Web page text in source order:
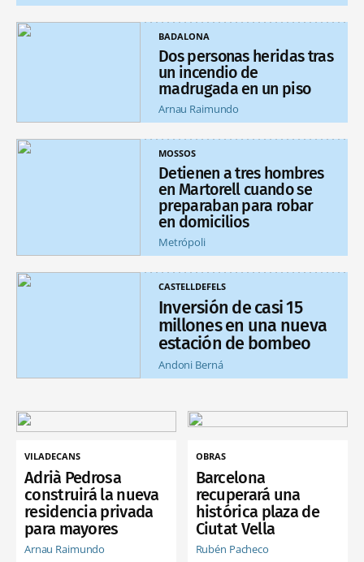
BADALONA
Dos personas heridas tras
un incendio de
madrugada en un piso
Arnau Raimundo
MOSSOS
Detienen a tres hombres
en Martorell cuando se
preparaban para robar
en domicilios
Metrópoli
CASTELLDEFELS
Inversión de casi 15
millones en una nueva
estación de bombeo
Andoni Berná
VILADECANS
Adrià Pedrosa
construirá la nueva
residencia privada
para mayores
Arnau Raimundo
OBRAS
Barcelona
recuperará una
histórica plaza de
Ciutat Vella
Rubén Pacheco